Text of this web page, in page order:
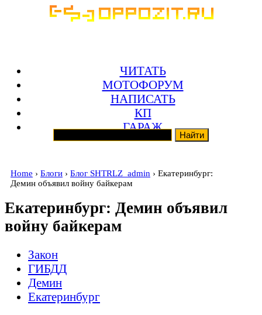
ЧИТАТЬ
МОТОФОРУМ
НАПИСАТЬ
КП
ГАРАЖ
Home › Блоги › Блог SHTRLZ_admin › Екатеринбург:
Демин объявил войну байкерам
Екатеринбург: Демин объявил
войну байкерам
Закон
ГИБДД
Демин
Екатеринбург